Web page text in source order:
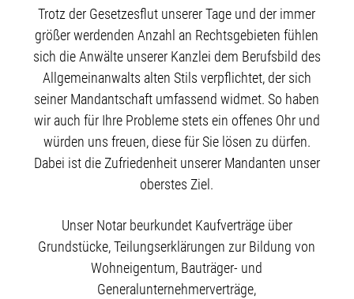
Trotz der Gesetzesflut unserer Tage und der immer
größer werdenden Anzahl an Rechtsgebieten fühlen
sich die Anwälte unserer Kanzlei dem Berufsbild des
Allgemeinanwalts alten Stils verpflichtet, der sich
seiner Mandantschaft umfassend widmet. So haben
wir auch für Ihre Probleme stets ein offenes Ohr und
würden uns freuen, diese für Sie lösen zu dürfen.
Dabei ist die Zufriedenheit unserer Mandanten unser
oberstes Ziel.
Unser Notar beurkundet Kaufverträge über
Grundstücke, Teilungserklärungen zur Bildung von
Wohneigentum, Bauträger- und
Generalunternehmerverträge,